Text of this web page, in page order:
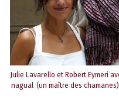
Julie Lavarello et Robert Eymeri
nagual (un maître des